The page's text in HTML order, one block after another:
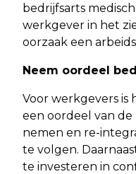
bedrijfsarts
werkgever in het
oorzaak een
Neem oordeel
Voor werkgevers is
een oordeel van de
nemen en re-
te volgen.
te investeren in